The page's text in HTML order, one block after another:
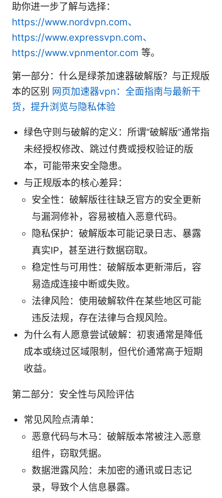
助你进一步了解与选择：
https://www.nordvpn.com、
https://www.expressvpn.com、
https://www.vpnmentor.com 等。
第一部分：什么是绿茶加速器破解版？与正规版
本的区别 网页加速器vpn：全面指南与最新干
货，提升浏览与隐私体验
绿色守则与破解的定义：所谓“破解版”通常指
未经授权修改、跳过付费或授权验证的版
本，可能带来安全隐患。
与正规版本的核心差异：
安全性：破解版往往缺乏官方的安全更新
与漏洞修补，容易被植入恶意代码。
隐私保护：破解版本可能记录日志、暴露
真实IP，甚至进行数据窃取。
稳定性与可用性：破解版本更新滞后，容
易造成连接中断或失败。
法律风险：使用破解软件在某些地区可能
违反法规，存在法律与合规风险。
为什么有人愿意尝试破解：初衷通常是降低
成本或绕过区域限制，但代价通常高于短期
收益。
第二部分：安全性与风险评估
常见风险点清单：
恶意代码与木马：破解版本常被注入恶意
组件，窃取凭据。
数据泄露风险：未加密的通讯或日志记
录，导致个人信息暴露。